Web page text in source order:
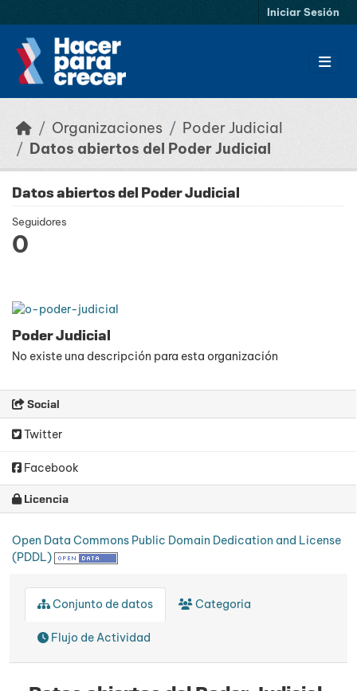
Iniciar Sesión
Organizaciones
Poder Judicial
Datos abiertos del Poder Judicial
Datos abiertos del Poder Judicial
Seguidores
0
Poder Judicial
No existe una descripción para esta organización
Social
Twitter
Facebook
Licencia
Open Data Commons Public Domain Dedication and License
(PDDL)
Conjunto de datos Categoria
Flujo de Actividad